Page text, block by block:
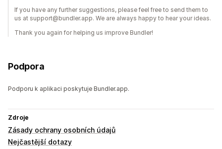
If you have any further suggestions, please feel free to send them to
us at support@bundler.app. We are always happy to hear your ideas.
Thank you again for helping us improve Bundler!
Podpora
Podporu k aplikaci poskytuje Bundler.app.
Zdroje
Zásady ochrany osobních údajů
Nejčastější dotazy